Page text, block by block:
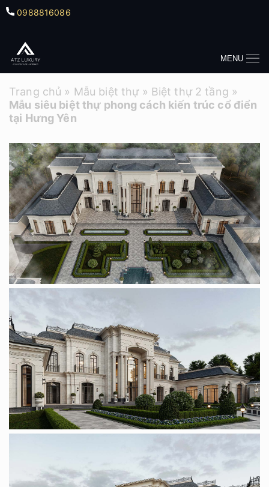
0988816086
MENU
Trang chủ » Mẫu biệt thự» Biệt thự 2 tầng »
Mẫu siêu biệt thự phong cách kiến trúc cổ điển
tại Hưng Yên